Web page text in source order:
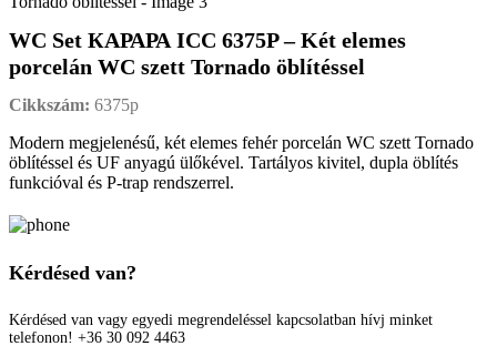
WC Set КАРАРА ICC 6375P – Két elemes
porcelán WC szett Tornado öblítéssel
Cikkszám: 6375p
Modern megjelenésű, két elemes fehér porcelán WC szett Tornado
öblítéssel és UF anyagú ülőkével. Tartályos kivitel, dupla öblítés
funkcióval és P-trap rendszerrel.
Kérdésed van?
Kérdésed van vagy egyedi megrendeléssel kapcsolatban hívj minket
telefonon! +36 30 092 4463